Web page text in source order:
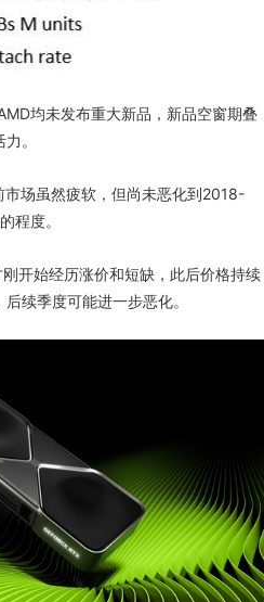
均未发布重大新品，新品空窗期叠
。
场虽然疲软，但尚未恶化到2018-
程度。
开始经历涨价和短缺，此后价格持续
续季度可能进一步恶化。